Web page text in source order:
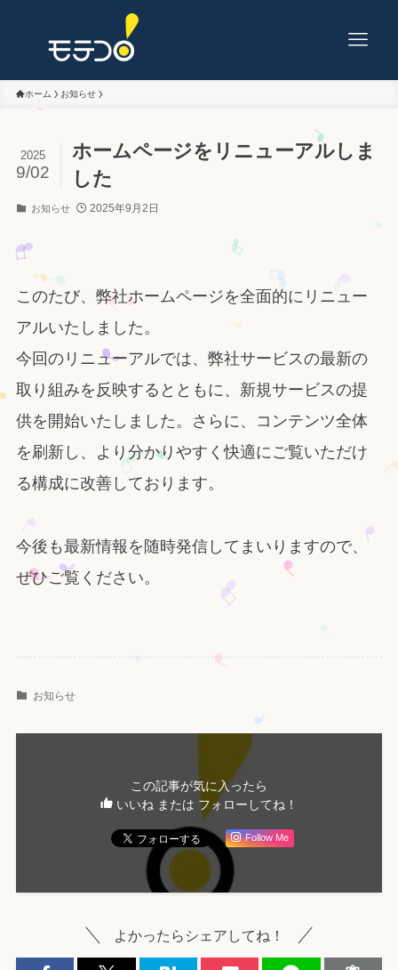
ホーム お知らせ
ホームページをリニューアルしま
した
2025
9/02
お知らせ 2025年9月2日
このたび、弊社ホームページを全面的にリニュー
アルいたしました。
今回のリニューアルでは、弊社サービスの最新の
取り組みを反映するとともに、新規サービスの提
供を開始いたしました。さらに、コンテンツ全体
を刷新し、より分かりやすく快適にご覧いただけ
る構成に改善しております。
今後も最新情報を随時発信してまいりますので、
ぜひご覧ください。
お知らせ
この記事が気に入ったら
いいね または フォローしてね！
Follow Me
よかったらシェアしてね！